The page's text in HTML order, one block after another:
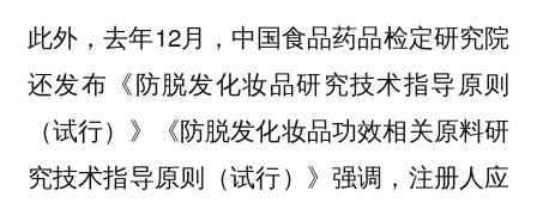
此外，去年12月，中国食品药品检定研究院
还发布《防脱发化妆品研究技术指导原则
（试行）》《防脱发化妆品功效相关原料研
究技术指导原则（试行）》强调，注册人应